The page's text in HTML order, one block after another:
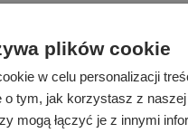
piętrze budynku C.
plików cookie
w celu personalizacji
o tym, jak korzystasz z
mogą łączyć je z innymi